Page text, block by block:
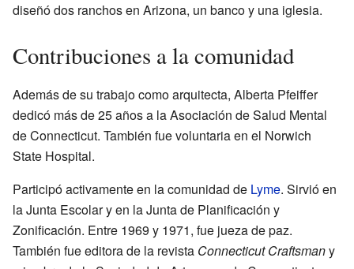
diseñó dos ranchos en Arizona, un banco y una iglesia.
Contribuciones a la comunidad
Además de su trabajo como arquitecta, Alberta Pfeiffer
dedicó más de 25 años a la Asociación de Salud Mental
de Connecticut. También fue voluntaria en el Norwich
State Hospital.
Participó activamente en la comunidad de Lyme. Sirvió en
la Junta Escolar y en la Junta de Planificación y
Zonificación. Entre 1969 y 1971, fue jueza de paz.
También fue editora de la revista Connecticut Craftsmany